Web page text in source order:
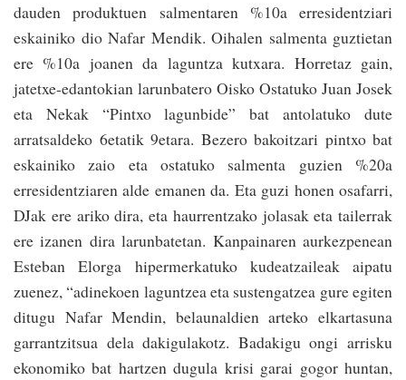
dauden produktuen salmentaren %10a erresidentziari
eskainiko dio Nafar Mendik. Oihalen salmenta guztietan
ere %10a joanen da laguntza kutxara. Horretaz gain,
jatetxe-edantokian larunbatero Oisko Ostatuko Juan Josek
eta Nekak “Pintxo lagunbide” bat antolatuko dute
arratsaldeko 6etatik 9etara. Bezero bakoitzari pintxo bat
eskainiko zaio eta ostatuko salmenta guzien %20a
erresidentziaren alde emanen da. Eta guzi honen osafarri,
DJak ere ariko dira, eta haurrentzako jolasak eta tailerrak
ere izanen dira larunbatetan. Kanpainaren aurkezpenean
Esteban Elorga hipermerkatuko kudeatzaileak aipatu
zuenez, “adinekoen laguntzea eta sustengatzea gure egiten
ditugu Nafar Mendin, belaunaldien arteko elkartasuna
garrantzitsua dela dakigulakotz. Badakigu ongi arrisku
ekonomiko bat hartzen dugula krisi garai gogor huntan,